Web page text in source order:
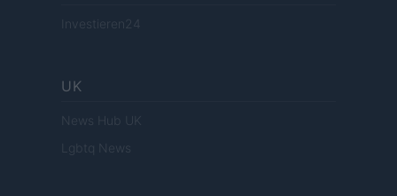
Investieren24
UK
News Hub UK
Lgbtq News